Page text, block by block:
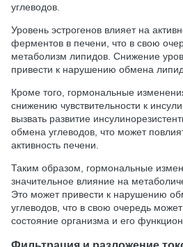
углеводов.
Уровень эстрогенов влияет на
ферментов в печени, что в свою
метаболизм липидов. Снижение
привести к нарушению обмена
Кроме того, гормональные
снижению чувствительности к
вызвать развитие
обмена углеводов, что может
активность печени.
Таким образом, гормональные
значительное влияние на
Это может привести к нарушению
углеводов, что в свою очередь
состояние организма и его